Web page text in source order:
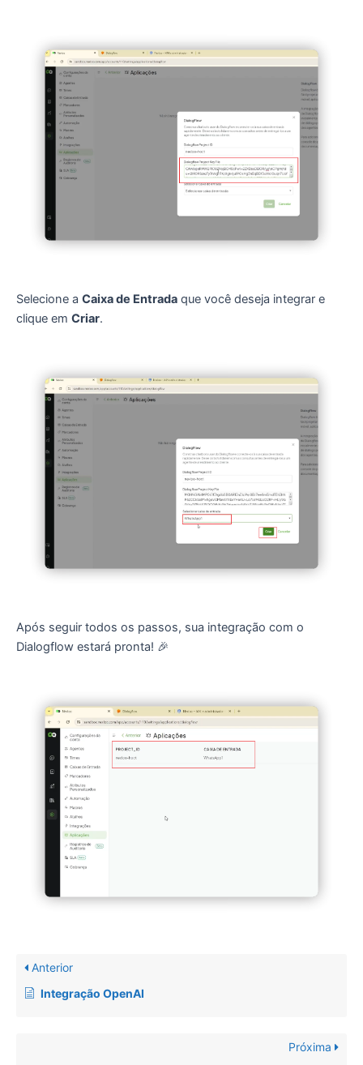
Selecione a Caixa de Entrada que você deseja integrar e
clique em Criar.
Após seguir todos os passos, sua integração com o
Dialogflow estará pronta! 🎉
Anterior
Integração OpenAI
Próxima